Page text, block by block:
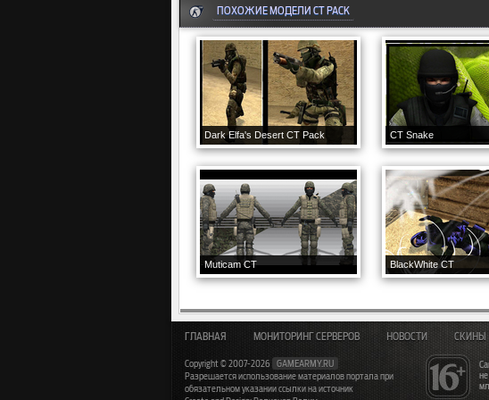
ПОХОЖИЕ МОДЕЛИ CT PACK
Dark Elfa's Desert CT Pack CT Snake
Muticam CT BlackWhite CT
ГЛАВНАЯ МОНИТОРИНГ СЕРВЕРОВ НОВОСТИ СКИНЫ
Copyright © 2007-2026
GAMEARMY.RU
Разрешается использование материалов портала при
обязательном указании ссылки на источник